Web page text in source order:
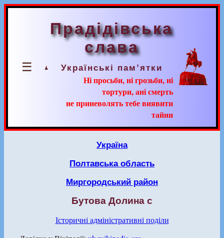
☰
Прадідівська
слава
Українські пам’ятки
Ні просьби, ні грозьби, ні
тортури, ані смерть
не приневолять тебе виявити
тайни
Україна
Полтавська область
Миргородський район
Бутова Долина с
Історичні адміністративні поділи